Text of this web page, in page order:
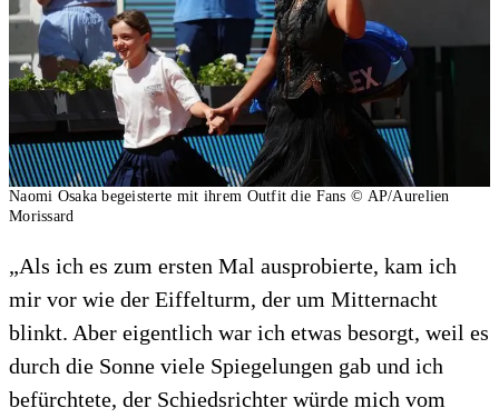
Naomi Osaka begeisterte mit ihrem Outfit die Fans © AP/Aurelien
Morissard
„Als ich es zum ersten Mal ausprobierte, kam ich
mir vor wie der Eiffelturm, der um Mitternacht
blinkt. Aber eigentlich war ich etwas besorgt, weil es
durch die Sonne viele Spiegelungen gab und ich
befürchtete, der Schiedsrichter würde mich vom